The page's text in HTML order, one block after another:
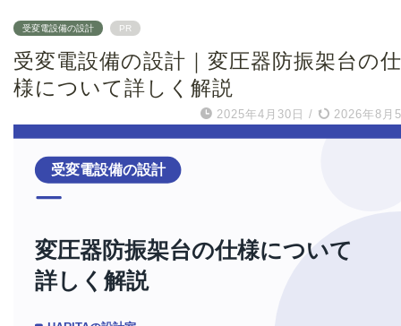
受変電設備の設計 PR
受変電設備の設計｜変圧器防振架台の仕
様について詳しく解説
2025年4月30日 / 2026年8月